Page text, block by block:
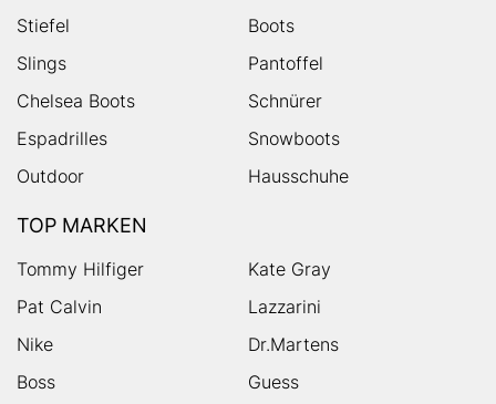
Stiefel
Boots
Slings
Pantoffel
Chelsea Boots
Schnürer
Espadrilles
Snowboots
Outdoor
Hausschuhe
TOP MARKEN
Tommy Hilfiger
Kate Gray
Pat Calvin
Lazzarini
Nike
Dr.Martens
Boss
Guess